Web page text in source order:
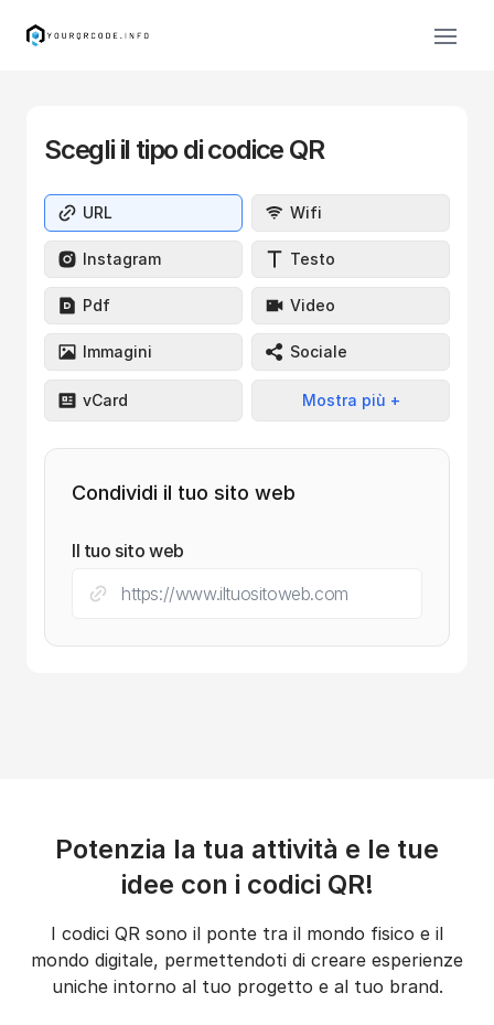
Scegli il tipo di codice QR
URL Wifi
Instagram Testo
Pdf Video
Immagini Sociale
vCard Mostra più +
Condividi il tuo sito web
Il tuo sito web
Potenzia la tua attività e le tue
idee con i codici QR!
I codici QR sono il ponte tra il mondo fisico e il
mondo digitale, permettendoti di creare esperienze
uniche intorno al tuo progetto e al tuo brand.